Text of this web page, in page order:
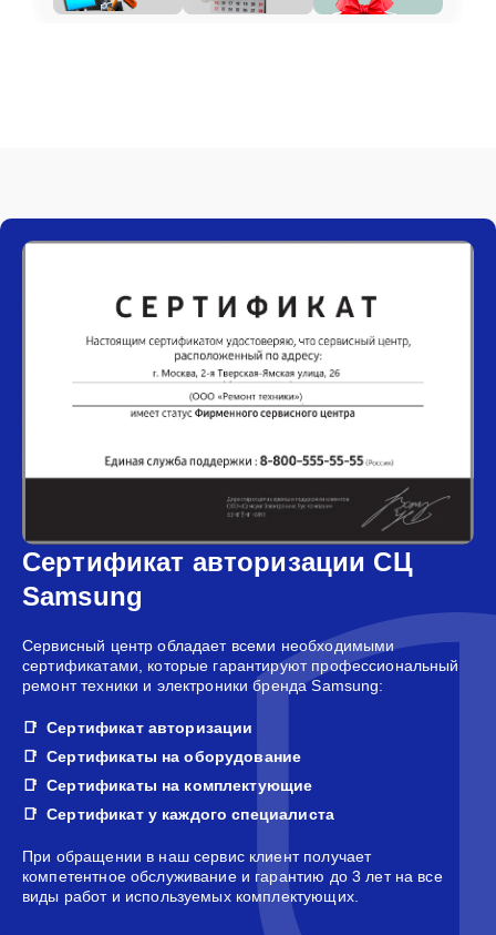
Сертификат авторизации СЦ
Samsung
Сервисный центр обладает всеми необходимыми
сертификатами, которые гарантируют профессиональный
ремонт техники и электроники бренда Samsung:
Сертификат авторизации
Сертификаты на оборудование
Сертификаты на комплектующие
Сертификат у каждого специалиста
При обращении в наш сервис клиент получает
компетентное обслуживание и гарантию до 3 лет на все
виды работ и используемых комплектующих.